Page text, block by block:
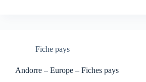
Fiche pays
Andorre – Europe – Fiches pays